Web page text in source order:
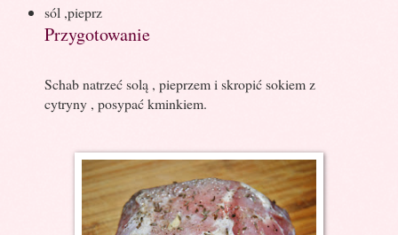
sól ,pieprz
Przygotowanie
Schab natrzeć solą , pieprzem i skropić sokiem z
cytryny , posypać kminkiem.